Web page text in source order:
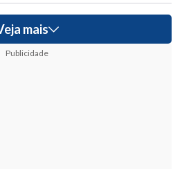
mais
Publicidade